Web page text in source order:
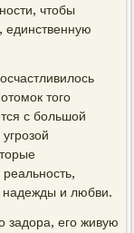
чтобы
единственную
того
с большой
надежды и любви.
задора, его живую